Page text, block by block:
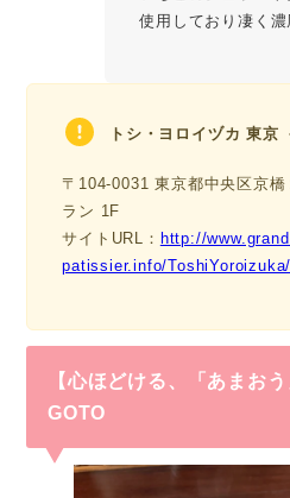
使用しており凄く
トシ・ヨロイヅカ 東京
〒104-0031 東京都中央区京
ラン 1F
サイトURL： http://
patissier.info/ToshiYoroizuka/
【心ほどける、「あまお
GOTO